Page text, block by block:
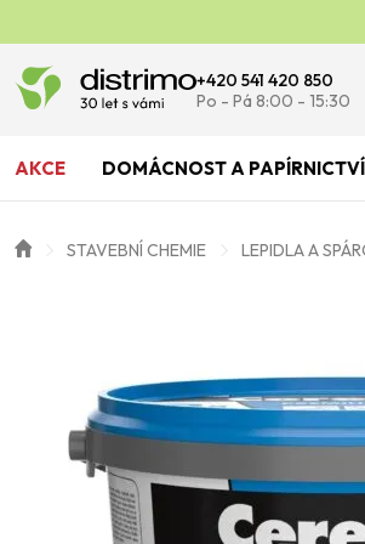
+420 541 420 850
Po - Pá 8:00 - 15:30
AKCE DOMÁCNOST A PAPÍRNICTVÍ
STAVEBNÍ CHEMIE LEPIDLA A